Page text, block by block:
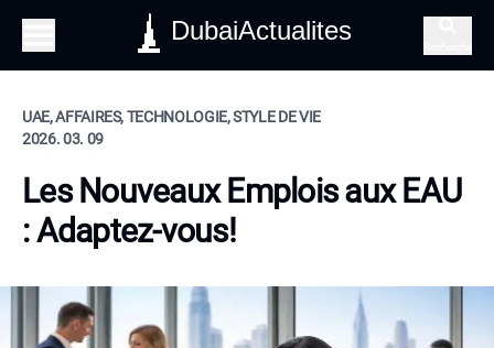
DubaiActualites
UAE, AFFAIRES, TECHNOLOGIE, STYLE DE VIE
2026. 03. 09
Les Nouveaux Emplois aux EAU
: Adaptez-vous!